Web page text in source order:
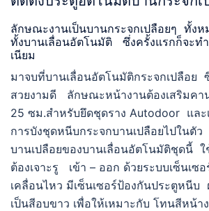
ลักษณะงานเป็นบานกระจกเปลือยๆ ทั้ง
ทั้งบานเลื่อนอัตโนมัติ ซึ่งครั้งแรกก็จะท
เนียม
มาจบที่บานเลื่อนอัตโนมัติกระจกเปลือย
สวยงามดี ลักษณะหน้างานต้องเสริมคา
25 ซม.สำหรับยึดชุดราง Autodoor และ
การบังชุดหนีบกระจกบานเปลือยไปในตั
บานเปลือยของบานเลื่อนอัตโนมัติชุดนี้
ต้องเจาะรู เข้า – ออก ด้วยระบบเซ็นเซ
เคลื่อนไหว มีเซ็นเซอร์ป้องกันประตูหนีบ
เป็นสีอบขาว เพื่อให้เหมาะกับ โทนสีหน้